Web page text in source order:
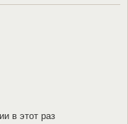
в этот раз